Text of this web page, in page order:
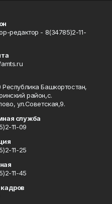
редактор - 8(34785)2-11-
Республика Башкортостан,
район,с.
ул.Советская,9.
служба
11-09
11-25
11-45